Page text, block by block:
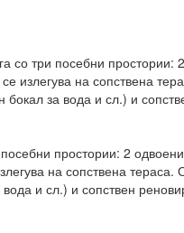
со три посебни
излегува на сопствена
за вода и сл.) и
простории: 2
на сопствена
и сл.) и сопствен